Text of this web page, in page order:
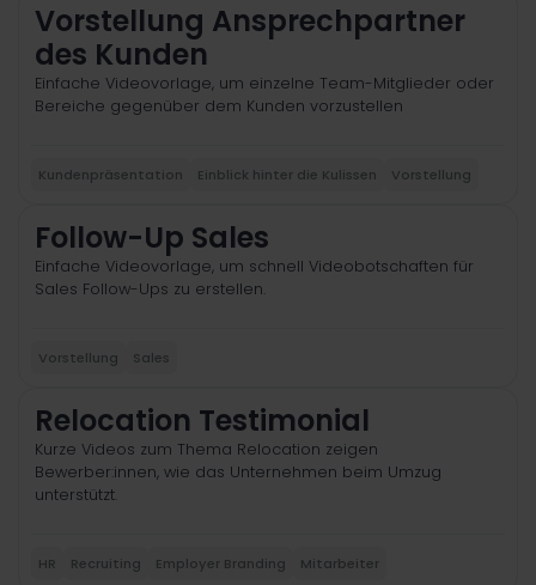
Vorstellung Ansprechpartner
des Kunden
Einfache Videovorlage, um einzelne Team-Mitglieder oder
Bereiche gegenüber dem Kunden vorzustellen
Kundenpräsentation Einblick hinter die Kulissen Vorstellung
Follow-Up Sales
Einfache Videovorlage, um schnell Videobotschaften für
Sales Follow-Ups zu erstellen.
Vorstellung Sales
Relocation Testimonial
Kurze Videos zum Thema Relocation zeigen
Bewerber:innen, wie das Unternehmen beim Umzug
unterstützt.
HR Recruiting Employer Branding Mitarbeiter